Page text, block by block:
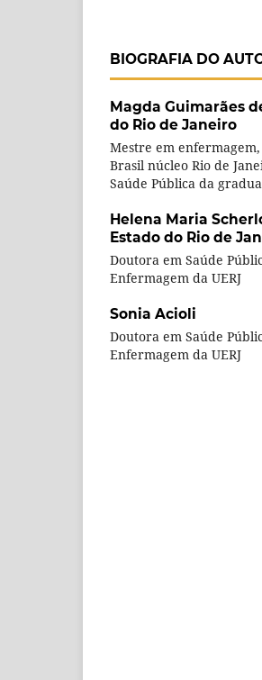
BIOGRAFIA DO
Magda Guimarães
do Rio de Janeiro
Mestre em
Brasil núcleo Rio de
Saúde Pública da
Helena Maria
Estado do Rio de
Doutora em Saúde
Enfermagem da UERJ
Sonia Acioli
Doutora em Saúde
Enfermagem da UERJ